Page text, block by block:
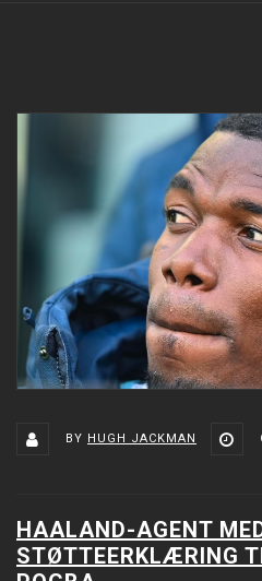
BY HUGH JACKMAN
HAALAND-AGENT
STØTTEERKLÆRING